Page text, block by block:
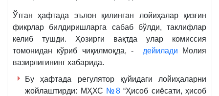
Ўтган ҳафтада эълон қилинган лойиҳалар қизғин
фикрлар билдиришларга сабаб бўлди, таклифлар
келиб тушди. Ҳозирги вақтда улар комиссия
томонидан кўриб чиқилмоқда, - дейилади Молия
вазирлигининг хабарида.
Бу ҳафтада регулятор қуйидаги лойиҳаларни
жойлаштирди: МҲХС №8“Ҳисоб сиёсати, ҳисоб